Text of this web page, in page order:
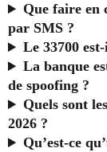
Que faire en
par SMS ?
Le 33700
La banque
de spoofing ?
Quels sont
2026 ?
Qu’est-ce